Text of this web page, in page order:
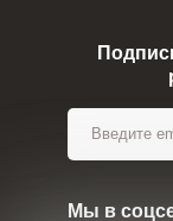
Мы в